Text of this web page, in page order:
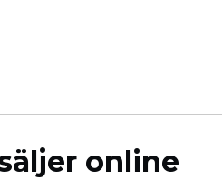
online